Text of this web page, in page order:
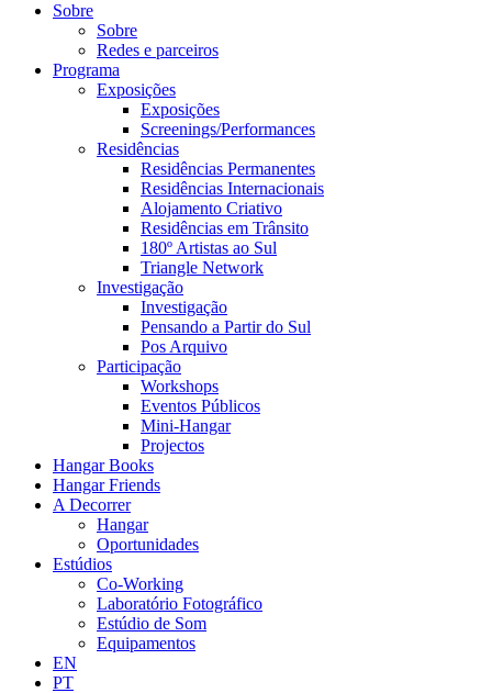
Sobre
Sobre
Redes e parceiros
Programa
Exposições
Exposições
Screenings/Performances
Residências
Residências Permanentes
Residências Internacionais
Alojamento Criativo
Residências em Trânsito
180º Artistas ao Sul
Triangle Network
Investigação
Investigação
Pensando a Partir do Sul
Pos Arquivo
Participação
Workshops
Eventos Públicos
Mini-Hangar
Projectos
Hangar Books
Hangar Friends
A Decorrer
Hangar
Oportunidades
Estúdios
Co-Working
Laboratório Fotográfico
Estúdio de Som
Equipamentos
EN
PT